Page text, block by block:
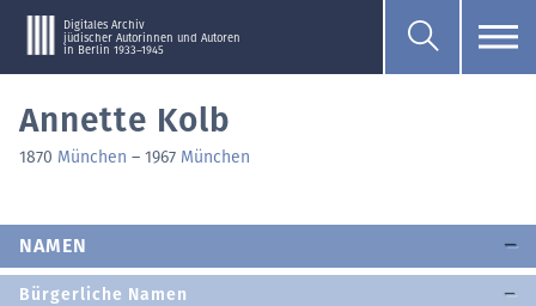
Digitales Archiv
jüdischer Autorinnen und Autoren
in Berlin 1933–1945
Annette Kolb
1870 München – 1967 München
NAMEN
Bürgerliche Namen